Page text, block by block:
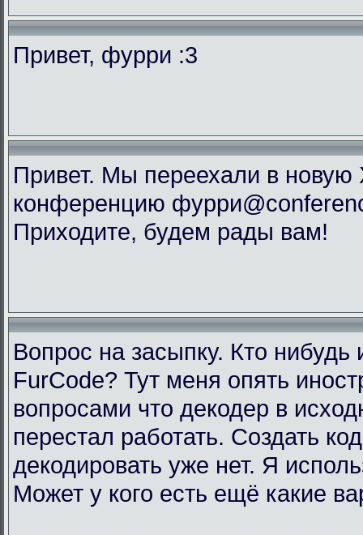
Привет, фурри :3
Привет. Мы переехали в новую
конференцию
Приходите, будем рады вам!
Вопрос на засыпку. Кто нибудь
FurCode? Тут меня опять
вопросами что декодер в
перестал работать. Создать
декодировать уже нет. Я
Может у кого есть ещё какие